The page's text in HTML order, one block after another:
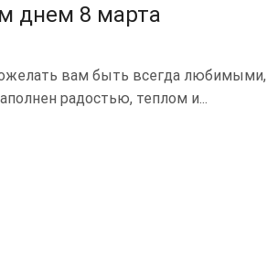
днем 8 марта
вам быть всегда любимыми,
радостью, теплом и...